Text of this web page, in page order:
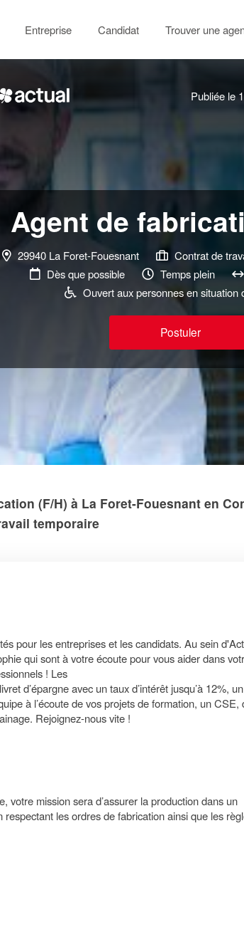
Entreprise Candidat Trouver une
Publiée le
Agent de
29940 La Foret-Fouesnant
Contrat de
Dès que possible
Temps plein
Ouvert aux personnes en situation
Postuler
(F/H) à La Foret-Fouesnant en
temporaire
pour les entreprises et les candidats. Au sein
qui sont à votre écoute pour vous aider dans
! Les
d’épargne avec un taux d’intérêt jusqu’à 12%, un
à l’écoute de vos projets de formation, un CSE,
Rejoignez-nous vite !
votre mission sera d’assurer la production dans un
les ordres de fabrication ainsi que les